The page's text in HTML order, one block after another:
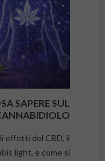
SAPERE SUL
effetti del CBD, il
light, e come si